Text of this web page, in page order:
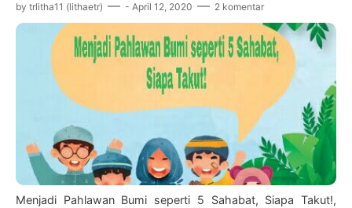
by trlitha11 (lithaetr) - April 12, 2020 2 komentar
Menjadi Pahlawan Bumi seperti 5 Sahabat, Siapa Takut!,